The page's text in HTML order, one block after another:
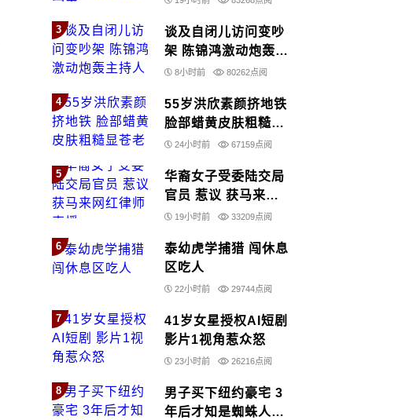
3
谈及自闭儿访问变吵
架 陈锦鸿激动炮轰主
持人
8小时前 80262点阅
4
55岁洪欣素颜挤地铁
脸部蜡黄皮肤粗糙显
苍老
24小时前 67159点阅
5
华裔女子受委陆交局
官员 惹议 获马来网
红律师声援
19小时前 33209点阅
6
泰幼虎学捕猎 闯休息
区吃人
22小时前 29744点阅
7
41岁女星授权AI短剧
影片1视角惹众怒
23小时前 26216点阅
8
男子买下纽约豪宅 3
年后才知是蜘蛛人的